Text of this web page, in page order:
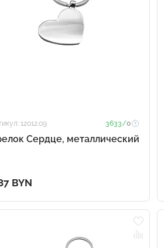
12012.09 3633/0
Сердце, металлический
BYN